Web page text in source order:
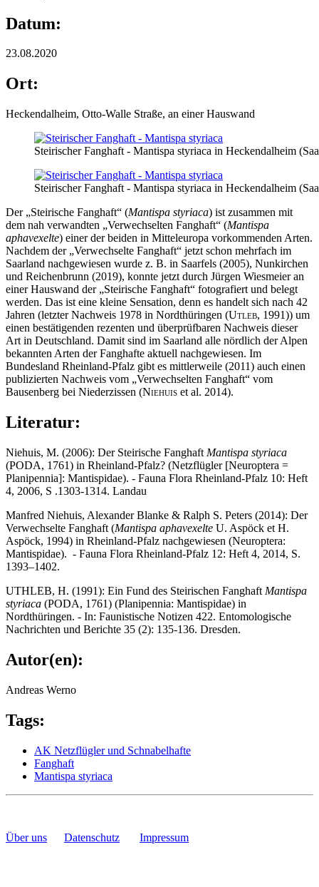
Datum:
23.08.2020
Ort:
Heckendalheim, Otto-Walle Straße, an einer Hauswand
Steirischer Fanghaft - Mantispa styriaca in Heckendalheim
Steirischer Fanghaft - Mantispa styriaca in Heckendalheim
Der „Steirische Fanghaft“ (Mantispa styriaca) ist zusammen mit
dem nah verwandten „Verwechselten Fanghaft“ (Mantispa
aphavexelte) einer der beiden in Mitteleuropa vorkommenden Arten.
Nachdem der „Verwechselte Fanghaft“ jetzt schon mehrfach im
Saarland nachgewiesen wurde z. B. in Saarfels (2005), Nunkirchen
und Reichenbrunn (2019), konnte jetzt durch Jürgen Wiesmeier an
einer Hauswand der „Steirische Fanghaft“ fotografiert und belegt
werden. Das ist eine kleine Sensation, denn es handelt sich nach 42
Jahren (letzter Nachweis 1978 in Nordthüringen (Utleb, 1991)) um
einen bestätigenden rezenten und überprüfbaren Nachweis dieser
Art in Deutschland. Damit sind im Saarland alle nördlich der Alpen
bekannten Arten der Fanghafte aktuell nachgewiesen. Im
Bundesland Rheinland-Pfalz gibt es mittlerweile (2011) auch einen
publizierten Nachweis vom „Verwechselten Fanghaft“ vom
Bausenberg bei Niederzissen (Niehuis et al. 2014).
Literatur:
Niehuis, M. (2006): Der Steirische Fanghaft Mantispa styriaca
(PODA, 1761) in Rheinland-Pfalz? (Netzflügler [Neuroptera =
Planipennia]: Mantispidae). - Fauna Flora Rheinland-Pfalz 10: Heft
4, 2006, S .1303-1314. Landau
Manfred Niehuis, Alexander Blanke & Ralph S. Peters (2014): Der
Verwechselte Fanghaft (Mantispa aphavexelte U. Aspöck et H.
Aspöck, 1994) in Rheinland-Pfalz nachgewiesen (Neuroptera:
Mantispidae). - Fauna Flora Rheinland-Pfalz 12: Heft 4, 2014, S.
1393–1402.
UTHLEB, H. (1991): Ein Fund des Steirischen Fanghaft Mantispa
styriaca (PODA, 1761) (Planipennia: Mantispidae) in
Nordthüringen. - In: Faunistische Notizen 422. Entomologische
Nachrichten und Berichte 35 (2): 135-136. Dresden.
Autor(en):
Andreas Werno
Tags:
AK Netzflügler und Schnabelhafte
Fanghaft
Mantispa styriaca
Über uns Datenschutz Impressum